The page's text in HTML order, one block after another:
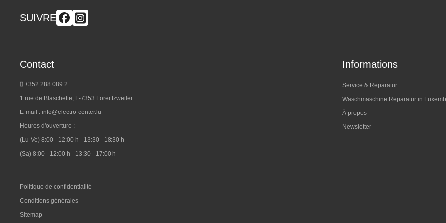
SUIVRE
Contact
+352 288 089 2
1 rue de Blaschette, L-7353 Lorentzweiler
E-mail : info@electro-center.lu
Heures d'ouverture :
(Lu-Ve) 8:00 - 12:00 h - 13:30 - 18:30 h
(Sa) 8:00 - 12:00 h - 13:30 - 17:00 h
Informations
Service & Reparatur
Waschmaschine Reparatur in
À propos
Newsletter
Politique de confidentialité
Conditions générales
Sitemap